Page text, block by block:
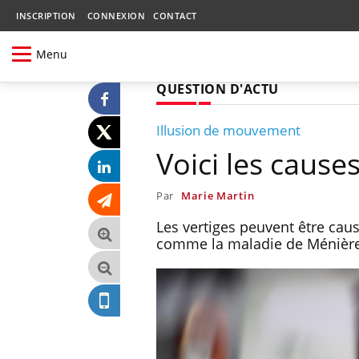
INSCRIPTION CONNEXION CONTACT
Menu
QUESTION D'ACTU
Illusion de mouvement
Voici les
Par Marie Martin
Les vertiges peuvent être
comme la maladie de